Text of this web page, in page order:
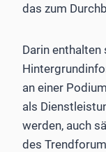
das zum
Darin enthalten
an einer
als
werden, auch
des